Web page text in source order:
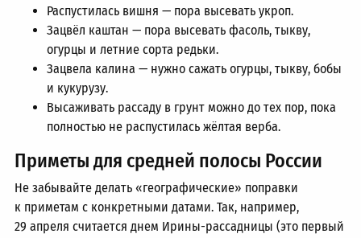
Распустилась вишня — пора высевать укроп.
Зацвёл каштан — пора высевать фасоль, тыкву,
огурцы и летние сорта редьки.
Зацвела калина — нужно сажать огурцы, тыкву, бобы
и кукурузу.
Высаживать рассаду в грунт можно до тех пор, пока
полностью не распустилась жёлтая верба.
Приметы для средней полосы России
Не забывайте делать «географические» поправки
к приметам с конкретными датами. Так, например,
29 апреля считается днем Ирины-рассадницы (это первый